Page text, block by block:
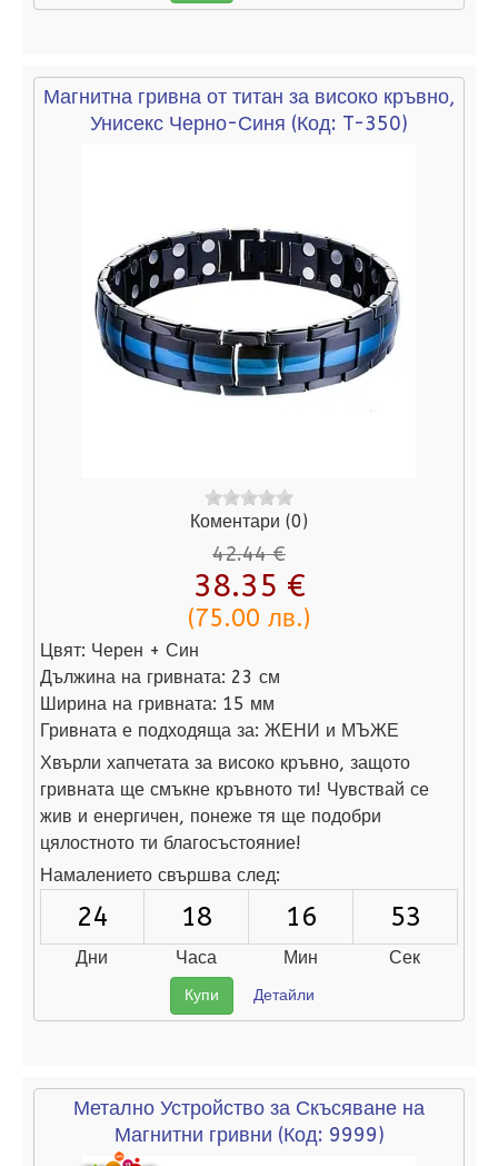
Магнитна гривна от титан за високо кръвно,
Унисекс Черно-Синя (Код: T-350)
Коментари (0)
42.44 €
38.35 €
(75.00 лв.)
Цвят: Черен + Син
Дължина на гривната: 23 см
Ширина на гривната: 15 мм
Гривната е подходяща за: ЖЕНИ и МЪЖЕ
Хвърли хапчетата за високо кръвно, защото
гривната ще смъкне кръвното ти! Чувствай се
жив и енергичен, понеже тя ще подобри
цялостното ти благосъстояние!
Намалението свършва след:
24 18 16 52
Дни Часа Мин Сек
Купи Детайли
Метално Устройство за Скъсяване на
Магнитни гривни (Код: 9999)